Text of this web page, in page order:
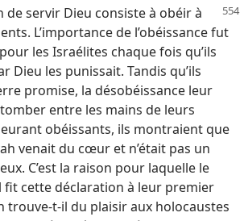
de servir Dieu consiste à obéir à
L’importance de l’obéissance fut
les Israélites chaque fois qu’ils
Dieu les punissait. Tandis qu’ils
promise, la désobéissance leur
entre les mains de leurs
obéissants, ils montraient que
venait du cœur et n’était pas un
C’est la raison pour laquelle le
fit cette déclaration à leur premier
trouve-​t-​il du plaisir aux holocaustes